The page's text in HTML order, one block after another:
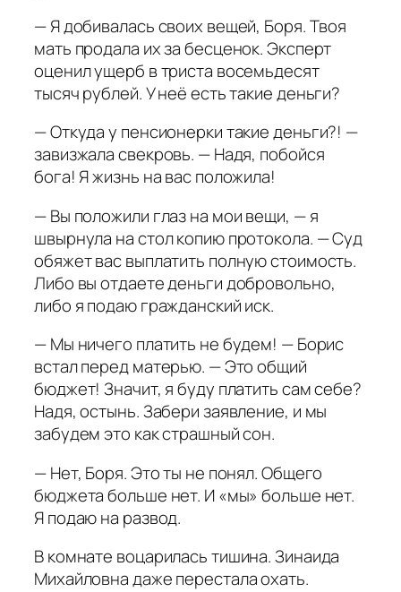
— Я добивалась своих вещей, Боря. Твоя
мать продала их за бесценок. Эксперт
оценил ущерб в триста восемьдесят
тысяч рублей. У неё есть такие деньги?
— Откуда у пенсионерки такие деньги?! —
завизжала свекровь. — Надя, побойся
бога! Я жизнь на вас положила!
— Вы положили глаз на мои вещи, — я
швырнула на стол копию протокола. — Суд
обяжет вас выплатить полную стоимость.
Либо вы отдаете деньги добровольно,
либо я подаю гражданский иск.
— Мы ничего платить не будем! — Борис
встал перед матерью. — Это общий
бюджет! Значит, я буду платить сам себе?
Надя, остынь. Забери заявление, и мы
забудем это как страшный сон.
— Нет, Боря. Это ты не понял. Общего
бюджета больше нет. И «мы» больше нет.
Я подаю на развод.
В комнате воцарилась тишина. Зинаида
Михайловна даже перестала охать.